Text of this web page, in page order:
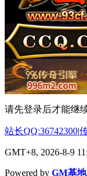
请先登录后才能继
站长QQ:36742300|
GMT+8, 2026-8-9
Powered by GM基地